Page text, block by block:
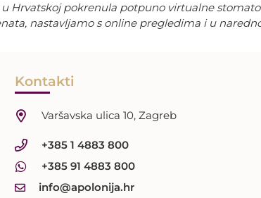
Hrvatskoj pokrenula potpuno virtualne
nastavljamo s online pregledima i u
Kontakti
Varšavska ulica 10, Zagreb
+385 1 4883 800
+385 91 4883 800
info@apolonija.hr